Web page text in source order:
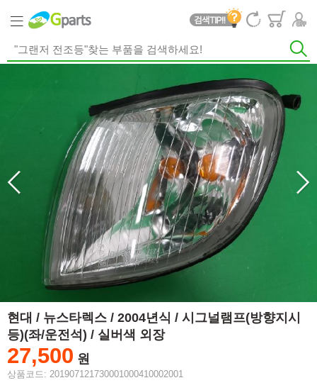
현대 / 뉴스타렉스 / 2004년식 / 시그널램프(방향지시
등)(좌/운전석) / 실버색 외장
27,500 원
상품코드: 201907121730001000410002001